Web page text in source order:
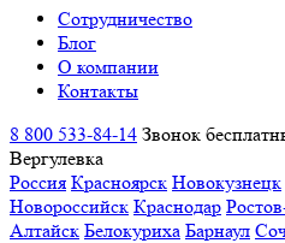
Сотрудничество
Блог
О компании
Контакты
8 800 533-84-14 Звонок
Вергулевка
Россия Красноярск Новокузнецк
Новороссийск Краснодар
Алтайск Белокуриха Барнаул